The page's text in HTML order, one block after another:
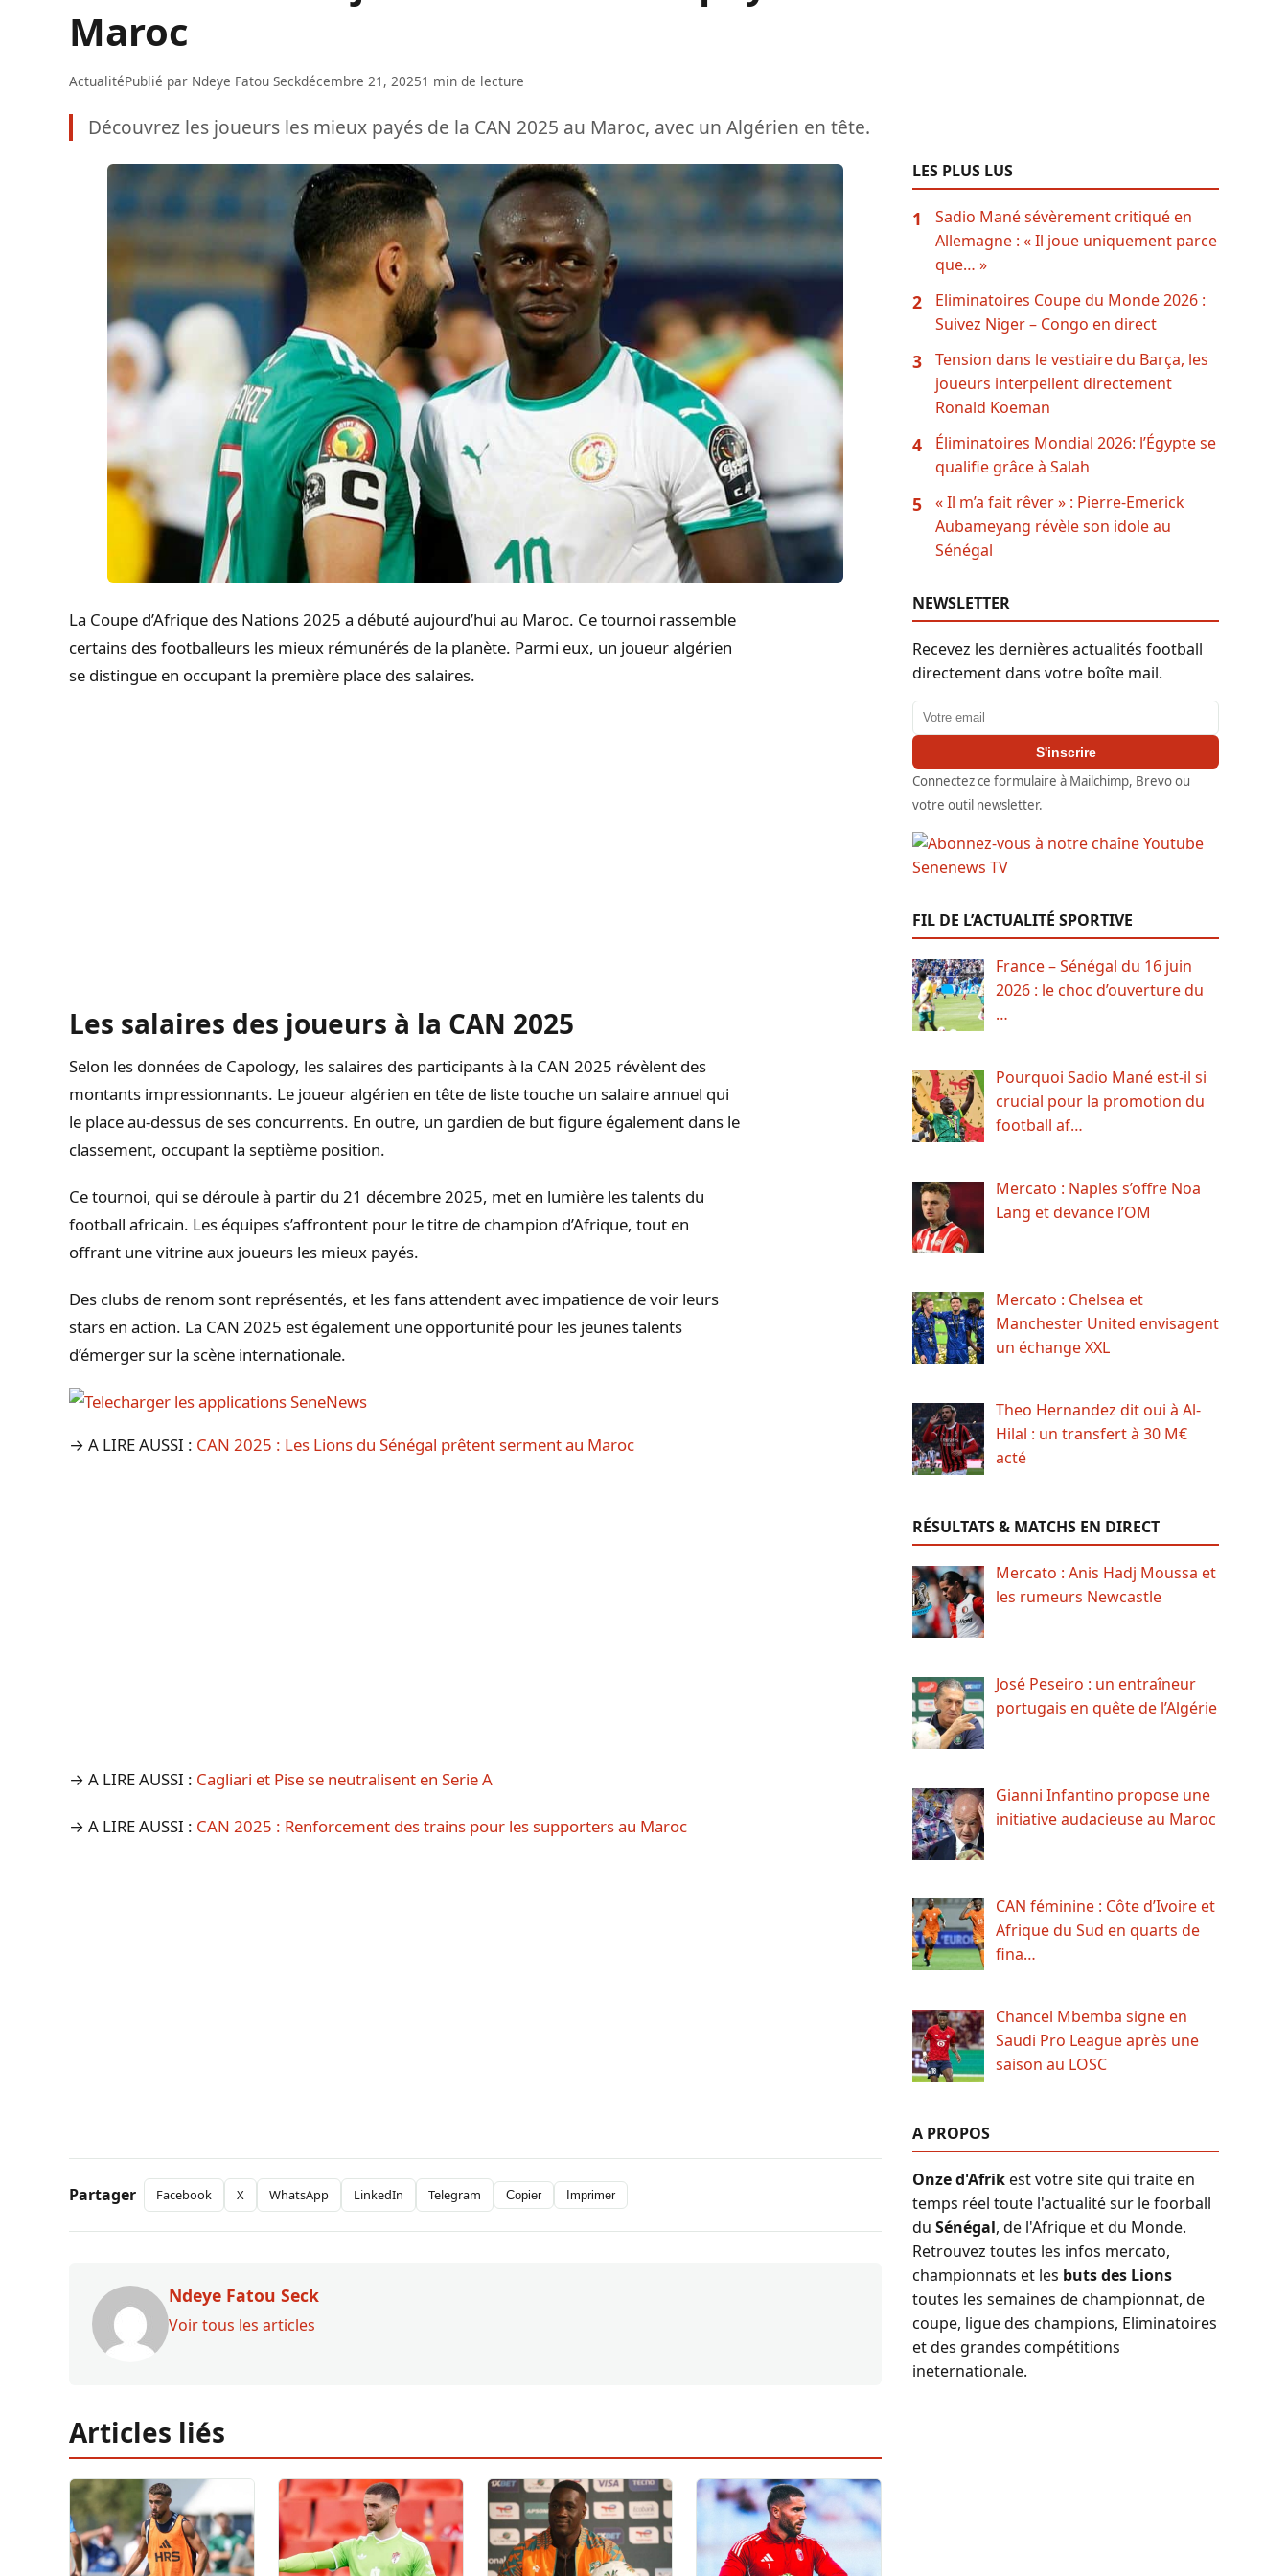
Maroc
ActualitéPublié par Ndeye Fatou Seckdécembre 21, 20251 min de lecture
Découvrez les joueurs les mieux payés de la CAN 2025 au Maroc, avec un Algérien en tête.
La Coupe d’Afrique des Nations 2025 a débuté aujourd’hui au Maroc. Ce tournoi rassemble
certains des footballeurs les mieux rémunérés de la planète. Parmi eux, un joueur algérien
se distingue en occupant la première place des salaires.
Les salaires des joueurs à la CAN 2025
Selon les données de Capology, les salaires des participants à la CAN 2025 révèlent des
montants impressionnants. Le joueur algérien en tête de liste touche un salaire annuel qui
le place au-dessus de ses concurrents. En outre, un gardien de but figure également dans le
classement, occupant la septième position.
Ce tournoi, qui se déroule à partir du 21 décembre 2025, met en lumière les talents du
football africain. Les équipes s’affrontent pour le titre de champion d’Afrique, tout en
offrant une vitrine aux joueurs les mieux payés.
Des clubs de renom sont représentés, et les fans attendent avec impatience de voir leurs
stars en action. La CAN 2025 est également une opportunité pour les jeunes talents
d’émerger sur la scène internationale.
→ A LIRE AUSSI : CAN 2025 : Les Lions du Sénégal prêtent serment au Maroc
→ A LIRE AUSSI : Cagliari et Pise se neutralisent en Serie A
→ A LIRE AUSSI : CAN 2025 : Renforcement des trains pour les supporters au Maroc
Partager Facebook X WhatsApp LinkedIn Telegram Copier Imprimer
Ndeye Fatou Seck
Voir tous les articles
Articles liés
LES PLUS LUS
1
Sadio Mané sévèrement critiqué en
Allemagne : « Il joue uniquement parce
que… »
2
Eliminatoires Coupe du Monde 2026 :
Suivez Niger – Congo en direct
3
Tension dans le vestiaire du Barça, les
joueurs interpellent directement
Ronald Koeman
4
Éliminatoires Mondial 2026: l’Égypte se
qualifie grâce à Salah
5
« Il m’a fait rêver » : Pierre-Emerick
Aubameyang révèle son idole au
Sénégal
NEWSLETTER
Recevez les dernières actualités football
directement dans votre boîte mail.
Adresse email
S'inscrire
Connectez ce formulaire à Mailchimp, Brevo ou
votre outil newsletter.
FIL DE L’ACTUALITÉ SPORTIVE
France – Sénégal du 16 juin
2026 : le choc d’ouverture du
…
Pourquoi Sadio Mané est-il si
crucial pour la promotion du
football af…
Mercato : Naples s’offre Noa
Lang et devance l’OM
Mercato : Chelsea et
Manchester United envisagent
un échange XXL
Theo Hernandez dit oui à Al-
Hilal : un transfert à 30 M€
acté
RÉSULTATS & MATCHS EN DIRECT
Mercato : Anis Hadj Moussa et
les rumeurs Newcastle
José Peseiro : un entraîneur
portugais en quête de l’Algérie
Gianni Infantino propose une
initiative audacieuse au Maroc
CAN féminine : Côte d’Ivoire et
Afrique du Sud en quarts de
fina…
Chancel Mbemba signe en
Saudi Pro League après une
saison au LOSC
A PROPOS
Onze d'Afrikest votre site qui traite en
temps réel toute l'actualité sur le foorball
du Sénégal, de l'Afrique et du Monde.
Retrouvez toutes les infos mercato,
championnats et les buts des Lions
toutes les semaines de championnat, de
coupe, ligue des champions, Eliminatoires
et des grandes compétitions
ineternationale.